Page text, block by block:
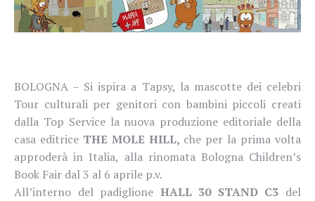
BOLOGNA – Si ispira a Tapsy, la mascotte dei celebri
Tour culturali per genitori con bambini piccoli creati
dalla Top Service la nuova produzione editoriale della
casa editrice THE MOLE HILL, che per la prima volta
approderà in Italia, alla rinomata Bologna Children’s
Book Fair dal 3 al 6 aprile p.v.
All’interno del padiglione HALL 30 STAND C3 del